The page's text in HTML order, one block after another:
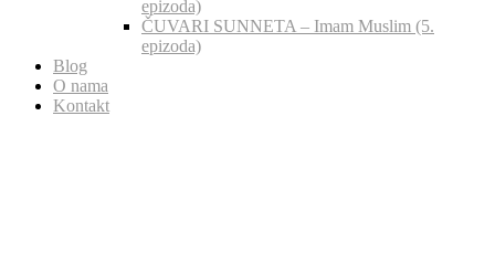
epizoda)
ČUVARI SUNNETA – Imam Muslim (5.
epizoda)
Blog
O nama
Kontakt